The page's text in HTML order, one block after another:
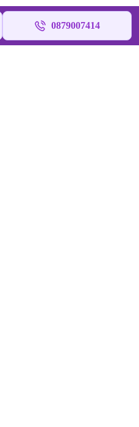
0879007414